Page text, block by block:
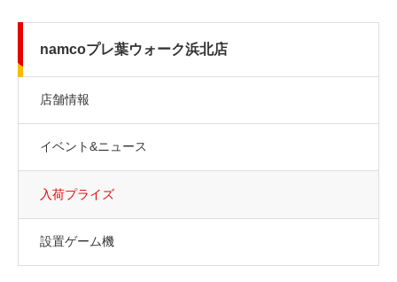
namcoプレ葉ウォーク浜北店
店舗情報
イベント&ニュース
入荷プライズ
設置ゲーム機